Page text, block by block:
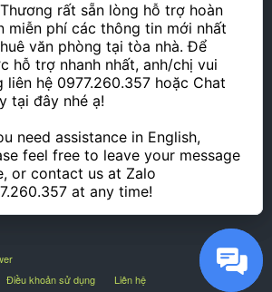
tích trống tháng 3 tại Icon4 Tower
- 7:09 am
tin cho thuê văn phòng Icon4 Tower quận
4:13 am
văn phòng Icon 4 Tower
10:32 am
Điều khoản sử dụng Liên hệ
rất sẵn lòng hỗ trợ hoàn
miễn phí các thông tin mới nhất
văn phòng tại tòa nhà. Để
hỗ trợ nhanh nhất, anh/chị vui
liên hệ 0977.260.357 hoặc Chat
tại đây nhé ạ!
need assistance in English,
feel free to leave your message
at any time!
rất sẵn lòng hỗ trợ hoàn
miễn phí các thông tin mới nhất
văn phòng tại tòa nhà. Để
hỗ trợ nhanh nhất, anh/chị vui
liên hệ 0977.260.357 hoặc Chat
tại đây nhé ạ!
need assistance in English,
feel free to leave your message
at any time!